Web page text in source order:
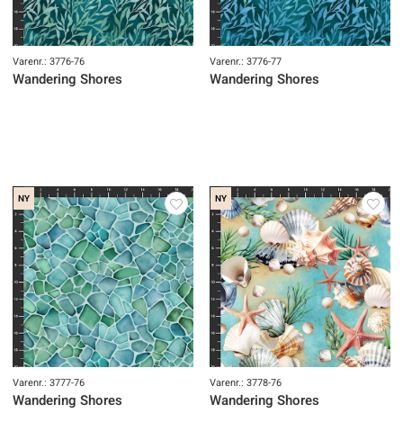
Varenr.: 3776-76
Wandering Shores
Varenr.: 3776-77
Wandering Shores
NY
Varenr.: 3777-76
Wandering Shores
NY
Varenr.: 3778-76
Wandering Shores